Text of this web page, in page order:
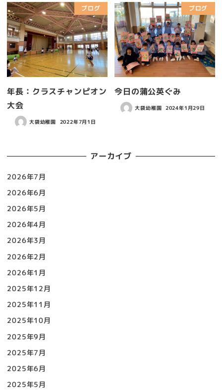
ブログ
年長：クラスチャンピオン
大会
大袋幼稚園 2022年7月1日
ブログ
今日の蒲公英ぐみ
大袋幼稚園 2024年1月29日
アーカイブ
2026年7月
2026年6月
2026年5月
2026年4月
2026年3月
2026年2月
2026年1月
2025年12月
2025年11月
2025年10月
2025年9月
2025年7月
2025年6月
2025年5月